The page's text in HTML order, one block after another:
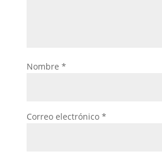
Nombre *
Correo electrónico *